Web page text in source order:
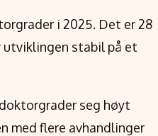
i 2025. Det er 28
utviklingen stabil på et
seg høyt
med flere avhandlinger